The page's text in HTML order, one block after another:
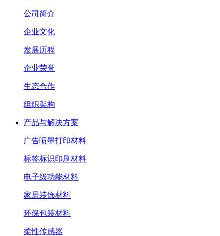
公司简介
企业文化
发展历程
企业荣誉
生态合作
组织架构
产品与解决方案
广告喷墨打印材料
标签标识印刷材料
电子级功能材料
家居装饰材料
环保包装材料
柔性传感器